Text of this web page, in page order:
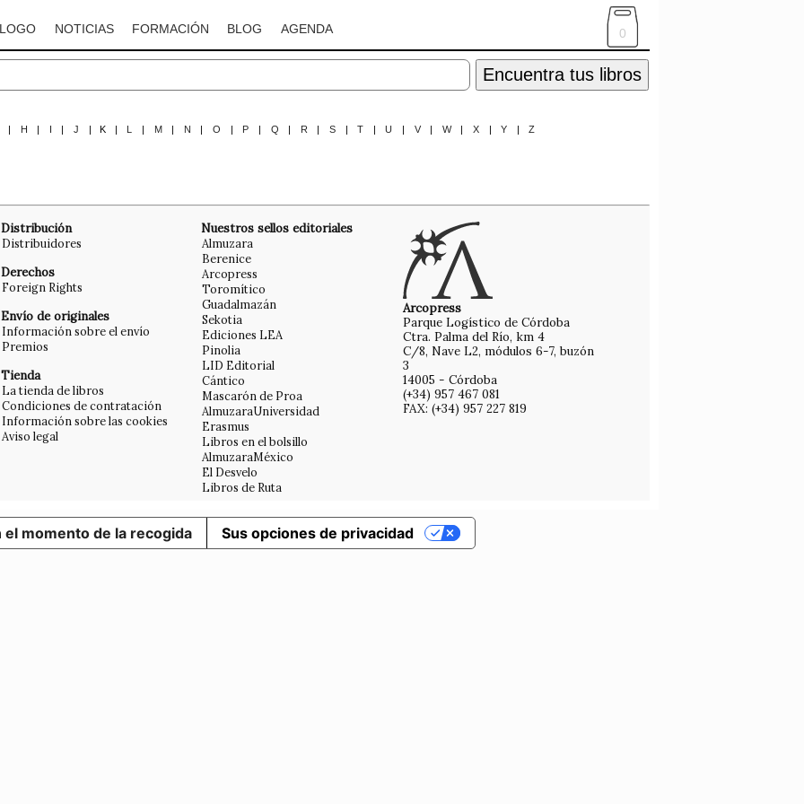
NOTICIAS FORMACIÓN BLOG AGENDA 0
Encuentra tus libros
| H | I | J |K | L | M | N | O | P | Q | R | S | T | U | V | W | X | Y | Z
Distribución
Distribuidores
Derechos
Foreign Rights
Envío de originales
Información sobre el envío
Premios
Tienda
La tienda de libros
Condiciones de contratación
Información sobre las cookies
Aviso legal
Nuestros sellos editoriales
Almuzara
Berenice
Arcopress
Toromítico
Guadalmazán
Sekotia
Ediciones LEA
Pinolia
LID Editorial
Cántico
Mascarón de Proa
AlmuzaraUniversidad
Erasmus
Libros en el bolsillo
AlmuzaraMéxico
El Desvelo
Libros de Ruta
Arcopress
Parque Logístico de Córdoba
Ctra. Palma del Río, km 4
C/8, Nave L2, módulos 6-7, buzón
3
14005 - Córdoba
(+34) 957 467 081
FAX: (+34) 957 227 819
el momento de la recogida Sus opciones de privacidad